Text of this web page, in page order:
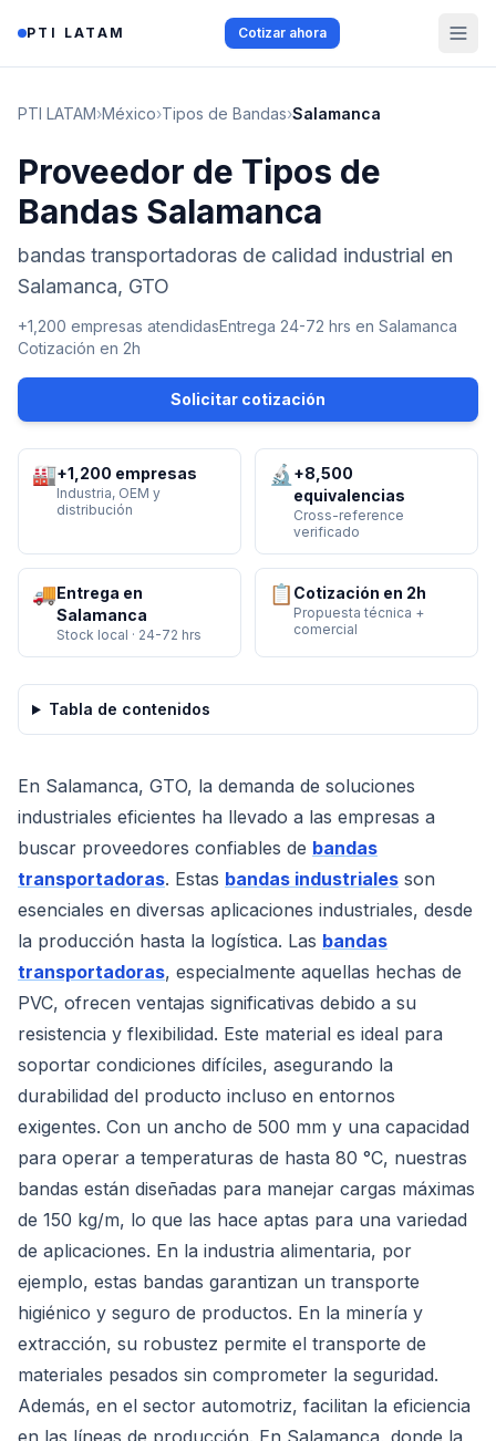
PTI LATAM Cotizar ahora
PTI LATAM›México›Tipos de Bandas›Salamanca
Proveedor de Tipos de
Bandas Salamanca
bandas transportadoras de calidad industrial en
Salamanca, GTO
+1,200 empresas atendidasEntrega 24-72 hrs en Salamanca
Cotización en 2h
Solicitar cotización
🏭+1,200 empresas
Industria, OEM y
distribución
🔬 +8,500
equivalencias
Cross-reference
verificado
🚚Entrega en
Salamanca
Stock local · 24-72 hrs
📋 Cotización en 2h
Propuesta técnica +
comercial
Tabla de contenidos
En Salamanca, GTO, la demanda de soluciones
industriales eficientes ha llevado a las empresas a
buscar proveedores confiables de bandas
transportadoras. Estas bandas industriales son
esenciales en diversas aplicaciones industriales, desde
la producción hasta la logística. Las bandas
transportadoras, especialmente aquellas hechas de
PVC, ofrecen ventajas significativas debido a su
resistencia y flexibilidad. Este material es ideal para
soportar condiciones difíciles, asegurando la
durabilidad del producto incluso en entornos
exigentes. Con un ancho de 500 mm y una capacidad
para operar a temperaturas de hasta 80 °C, nuestras
bandas están diseñadas para manejar cargas máximas
de 150 kg/m, lo que las hace aptas para una variedad
de aplicaciones. En la industria alimentaria, por
ejemplo, estas bandas garantizan un transporte
higiénico y seguro de productos. En la minería y
extracción, su robustez permite el transporte de
materiales pesados sin comprometer la seguridad.
Además, en el sector automotriz, facilitan la eficiencia
en las líneas de producción. En Salamanca, donde la